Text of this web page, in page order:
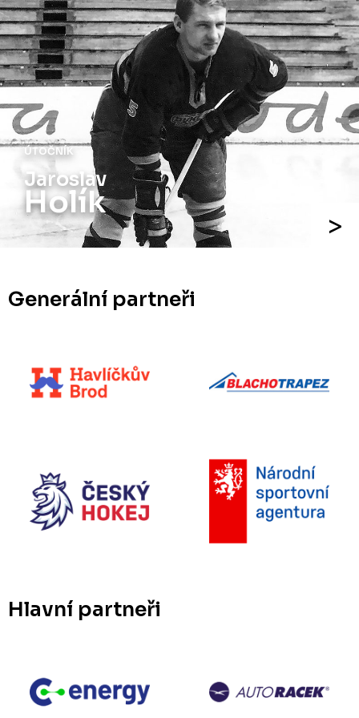
ÚTOČNÍK
Jiří
Holík
Generální partneři
Hlavní partneři